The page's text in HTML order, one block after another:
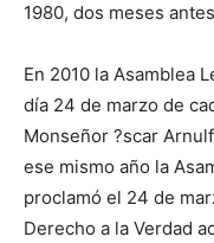
1980, dos meses
En 2010 la Asamblea
día 24 de marzo de
Monseñor ?scar
ese mismo año la
proclamó el 24 de
Derecho a la Verdad